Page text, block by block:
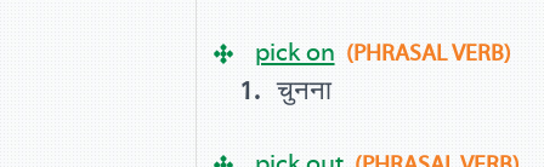
pick on (PHRASAL VERB)
चुनना